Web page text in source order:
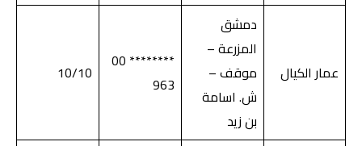
عمار الكيال
دمشق
المزرعة –
موقف –
ش. اسامة
بن زيد
******** 00
963
10/10